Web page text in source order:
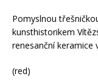
Pomyslnou
kunsthistorikem
renesanční keramice
(red)